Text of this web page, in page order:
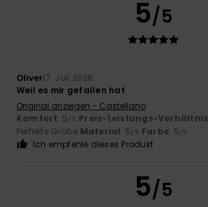
5/5
Oliver17. Juli 2026
Weil es mir gefallen hat
Original anzeigen - Castellano
Komfort: 5/5 Preis-Leistungs-Verhältnis
Perfekte Größe Material: 5/5 Farbe: 5/5
Ich empfehle dieses Produkt
5/5